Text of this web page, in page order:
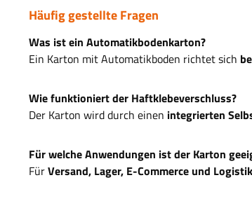
Häufig gestellte Fragen
Was ist ein Automatikbodenkarton?
Ein Karton mit Automatikboden richtet sich
Wie funktioniert der Haftklebeverschluss?
Der Karton wird durch einen integrierten
Für welche Anwendungen ist der Karton
FürVersand, Lager, E-Commerce und